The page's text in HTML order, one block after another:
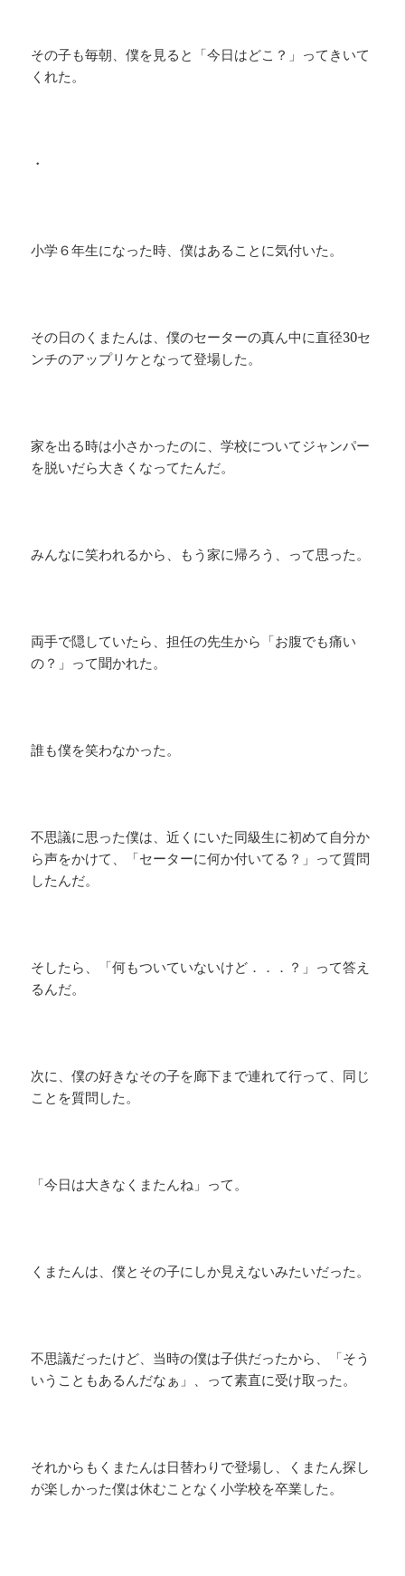
その子も毎朝、僕を見ると「今日はどこ？」ってきいて
くれた。
・
小学６年生になった時、僕はあることに気付いた。
その日のくまたんは、僕のセーターの真ん中に直径30セ
ンチのアップリケとなって登場した。
家を出る時は小さかったのに、学校についてジャンパー
を脱いだら大きくなってたんだ。
みんなに笑われるから、もう家に帰ろう、って思った。
両手で隠していたら、担任の先生から「お腹でも痛い
の？」って聞かれた。
誰も僕を笑わなかった。
不思議に思った僕は、近くにいた同級生に初めて自分か
ら声をかけて、「セーターに何か付いてる？」って質問
したんだ。
そしたら、「何もついていないけど．．．？」って答え
るんだ。
次に、僕の好きなその子を廊下まで連れて行って、同じ
ことを質問した。
「今日は大きなくまたんね」って。
くまたんは、僕とその子にしか見えないみたいだった。
不思議だったけど、当時の僕は子供だったから、「そう
いうこともあるんだなぁ」、って素直に受け取った。
それからもくまたんは日替わりで登場し、くまたん探し
が楽しかった僕は休むことなく小学校を卒業した。